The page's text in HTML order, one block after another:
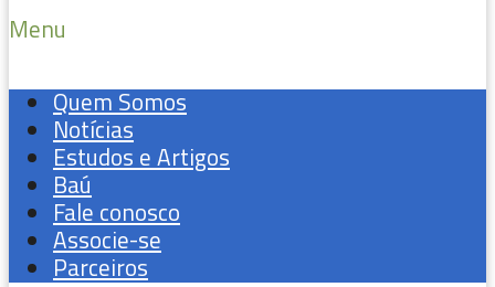
Menu
Quem Somos
Notícias
Estudos e Artigos
Baú
Fale conosco
Associe-se
Parceiros